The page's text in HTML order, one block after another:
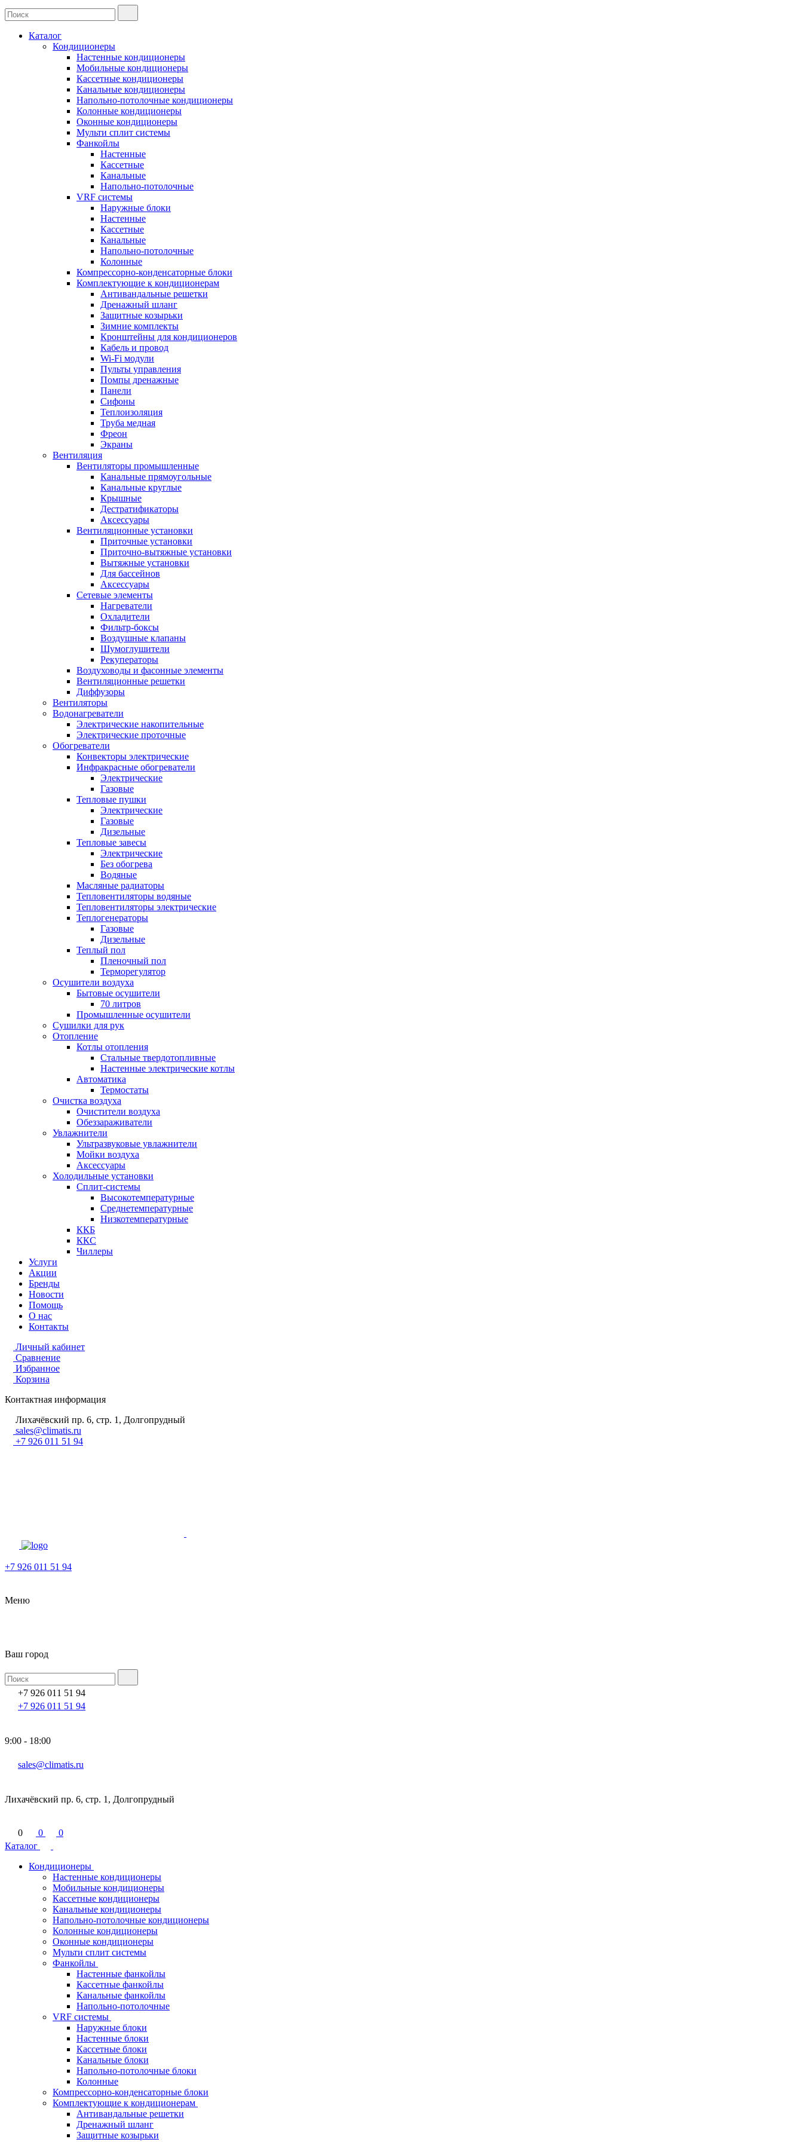
Каталог
Кондиционеры
Настенные кондиционеры
Мобильные кондиционеры
Кассетные кондиционеры
Канальные кондиционеры
Напольно-потолочные кондиционеры
Колонные кондиционеры
Оконные кондиционеры
Мульти сплит системы
Фанкойлы
Настенные
Кассетные
Канальные
Напольно-потолочные
VRF системы
Наружные блоки
Настенные
Кассетные
Канальные
Напольно-потолочные
Колонные
Компрессорно-конденсаторные блоки
Комплектующие к кондиционерам
Антивандальные решетки
Дренажный шланг
Защитные козырьки
Зимние комплекты
Кронштейны для кондиционеров
Кабель и провод
Wi-Fi модули
Пульты управления
Помпы дренажные
Панели
Сифоны
Теплоизоляция
Труба медная
Фреон
Экраны
Вентиляция
Вентиляторы промышленные
Канальные прямоугольные
Канальные круглые
Крышные
Дестратификаторы
Аксессуары
Вентиляционные установки
Приточные установки
Приточно-вытяжные установки
Вытяжные установки
Для бассейнов
Аксессуары
Сетевые элементы
Нагреватели
Охладители
Фильтр-боксы
Воздушные клапаны
Шумоглушители
Рекуператоры
Воздуховоды и фасонные элементы
Вентиляционные решетки
Диффузоры
Вентиляторы
Водонагреватели
Электрические накопительные
Электрические проточные
Обогреватели
Конвекторы электрические
Инфракрасные обогреватели
Электрические
Газовые
Тепловые пушки
Электрические
Газовые
Дизельные
Тепловые завесы
Электрические
Без обогрева
Водяные
Масляные радиаторы
Тепловентиляторы водяные
Тепловентиляторы электрические
Теплогенераторы
Газовые
Дизельные
Теплый пол
Пленочный пол
Терморегулятор
Осушители воздуха
Бытовые осушители
70 литров
Промышленные осушители
Сушилки для рук
Отопление
Котлы отопления
Стальные твердотопливные
Настенные электрические котлы
Автоматика
Термостаты
Очистка воздуха
Очистители воздуха
Обеззараживатели
Увлажнители
Ультразвуковые увлажнители
Мойки воздуха
Аксессуары
Холодильные установки
Сплит-системы
Высокотемпературные
Среднетемпературные
Низкотемпературные
ККБ
ККС
Чиллеры
Услуги
Акции
Бренды
Новости
Помощь
О нас
Контакты
Личный кабинет
Сравнение
Избранное
Корзина
Контактная информация
Лихачёвский пр. 6, стр. 1, Долгопрудный
sales@climatis.ru
+7 926 011 51 94
+7 926 011 51 94
Меню
Ваш город
+7 926 011 51 94
+7 926 011 51 94
9:00 - 18:00
sales@climatis.ru
Лихачёвский пр. 6, стр. 1, Долгопрудный
0 0
0
Каталог
Кондиционеры
Настенные кондиционеры
Мобильные кондиционеры
Кассетные кондиционеры
Канальные кондиционеры
Напольно-потолочные кондиционеры
Колонные кондиционеры
Оконные кондиционеры
Мульти сплит системы
Фанкойлы
Настенные фанкойлы
Кассетные фанкойлы
Канальные фанкойлы
Напольно-потолочные
VRF системы
Наружные блоки
Настенные блоки
Кассетные блоки
Канальные блоки
Напольно-потолочные блоки
Колонные
Компрессорно-конденсаторные блоки
Комплектующие к кондиционерам
Антивандальные решетки
Дренажный шланг
Защитные козырьки